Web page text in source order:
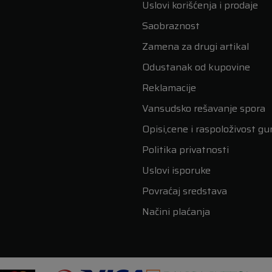
Uslovi korišćenja i prodaje
Saobraznost
Zamena za drugi artikal
Odustanak od kupovine
Reklamacije
Vansudsko rešavanje spora
Opisi,cene i raspoloživost
Politika privatnosti
Uslovi isporuke
Povraćaj sredstava
Načini plaćanja